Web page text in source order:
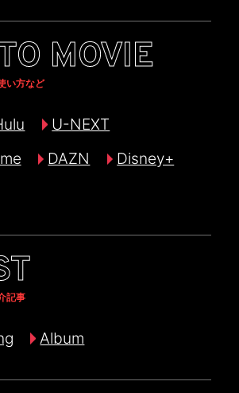
MOVIE
い方など
U-NEXT
DAZN
Disney+
記事
Album